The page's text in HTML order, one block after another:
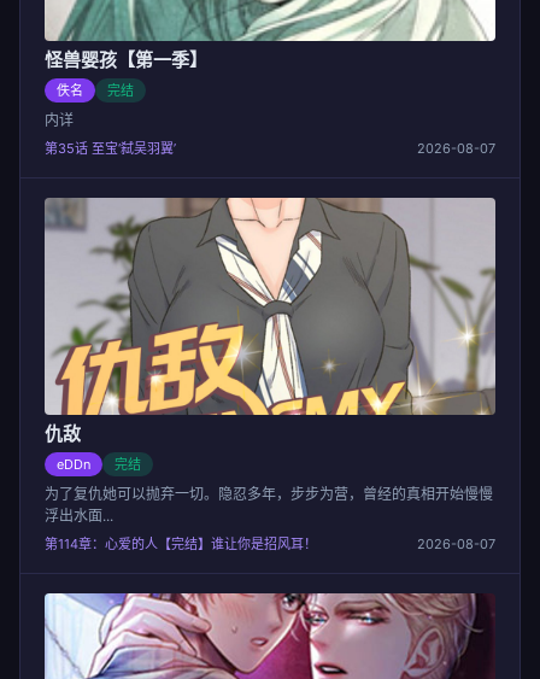
怪兽婴孩【第一季】
佚名 完结
内详
第35话 至宝‘弑吴羽翼’ 2026-08-07
仇敌
eDDn 完结
为了复仇她可以抛弃一切。隐忍多年，步步为营，曾经的真相开始慢慢
浮出水面...
第114章：心爱的人【完结】谁让你是招风耳！ 2026-08-07